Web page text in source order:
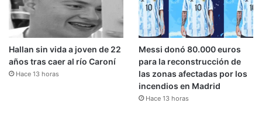
Hallan sin vida a joven de 22
años tras caer al río Caroní
Hace 13 horas
Messi donó 80.000 euros
para la reconstrucción de
las zonas afectadas por los
incendios en Madrid
Hace 13 horas